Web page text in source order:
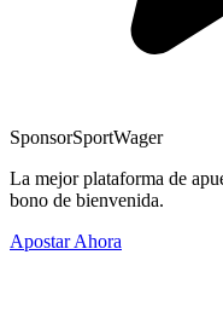
SponsorSportWager
La mejor plataforma de
bono de bienvenida.
Apostar Ahora